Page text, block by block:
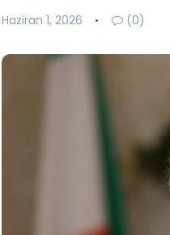
Haziran 1, 2026 (0)